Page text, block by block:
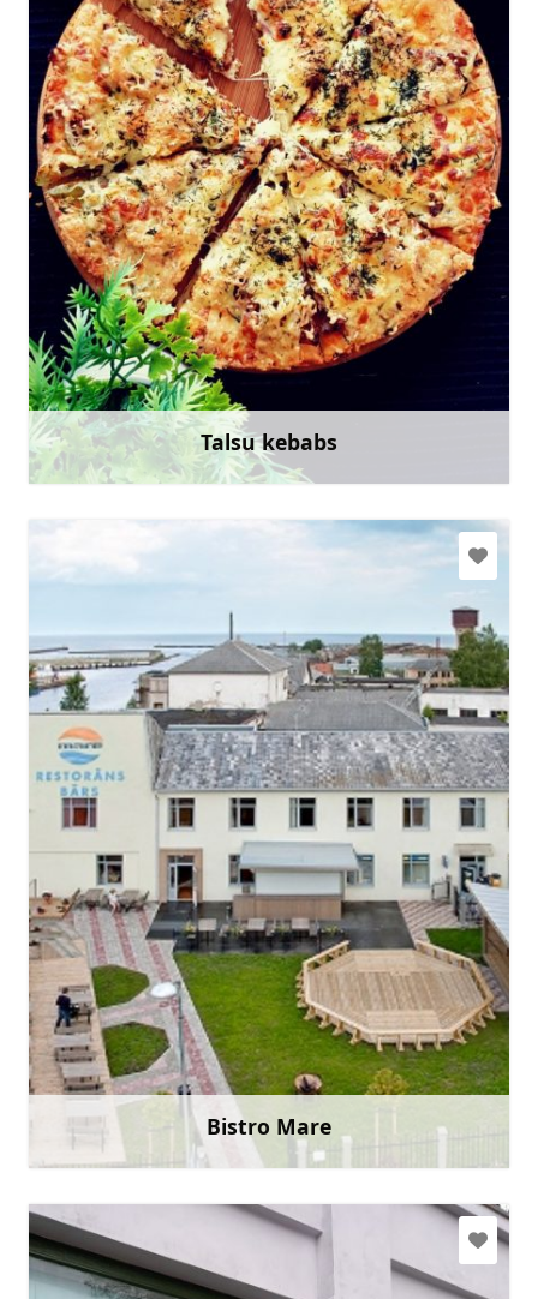
Talsu kebabs
+371 23300979
Doties
Bistro Mare
info@hotelmare.lv
+371 29169490
Doties